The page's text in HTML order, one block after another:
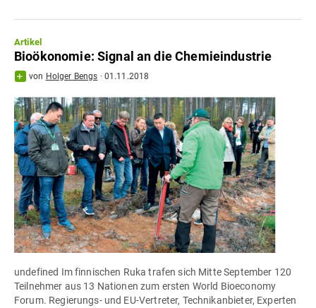
Artikel
Bioökonomie: Signal an die Chemieindustrie
von Holger Bengs · 01.11.2018
undefined Im finnischen Ruka trafen sich Mitte September 120
Teilnehmer aus 13 Nationen zum ersten World Bioeconomy
Forum. Regierungs- und EU-Vertreter, Technikanbieter, Experten